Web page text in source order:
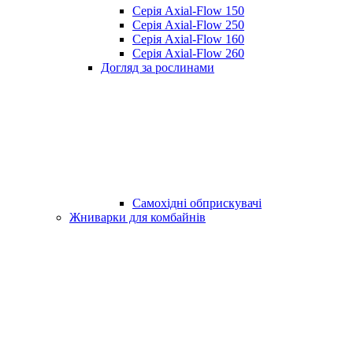
Серія Axial-Flow 150
Серія Axial-Flow 250
Серія Axial-Flow 160
Серія Axial-Flow 260
Догляд за рослинами
Самохідні обприскувачі
Жниварки для комбайнів